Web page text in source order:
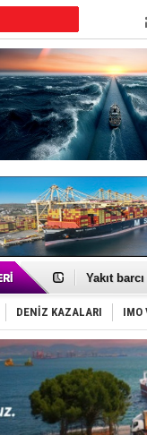
'REGAL
Yakıt
Rus
Tatil
Rusya,
Enejota
Denizcilik
‘14.
Taksi
DENİZ KAZALARI IMO